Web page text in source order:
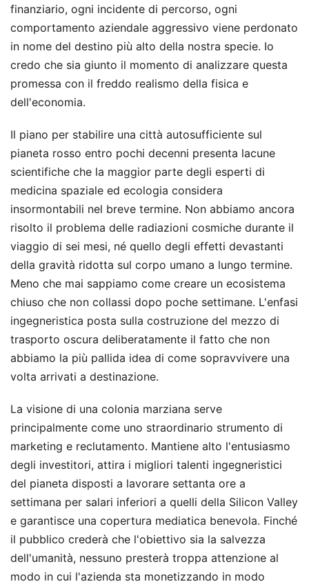
finanziario, ogni incidente di percorso, ogni
comportamento aziendale aggressivo viene perdonato
in nome del destino più alto della nostra specie. Io
credo che sia giunto il momento di analizzare questa
promessa con il freddo realismo della fisica e
dell'economia.
Il piano per stabilire una città autosufficiente sul
pianeta rosso entro pochi decenni presenta lacune
scientifiche che la maggior parte degli esperti di
medicina spaziale ed ecologia considera
insormontabili nel breve termine. Non abbiamo ancora
risolto il problema delle radiazioni cosmiche durante il
viaggio di sei mesi, né quello degli effetti devastanti
della gravità ridotta sul corpo umano a lungo termine.
Meno che mai sappiamo come creare un ecosistema
chiuso che non collassi dopo poche settimane. L'enfasi
ingegneristica posta sulla costruzione del mezzo di
trasporto oscura deliberatamente il fatto che non
abbiamo la più pallida idea di come sopravvivere una
volta arrivati a destinazione.
La visione di una colonia marziana serve
principalmente come uno straordinario strumento di
marketing e reclutamento. Mantiene alto l'entusiasmo
degli investitori, attira i migliori talenti ingegneristici
del pianeta disposti a lavorare settanta ore a
settimana per salari inferiori a quelli della Silicon Valley
e garantisce una copertura mediatica benevola. Finché
il pubblico crederà che l'obiettivo sia la salvezza
dell'umanità, nessuno presterà troppa attenzione al
modo in cui l'azienda sta monetizzando in modo